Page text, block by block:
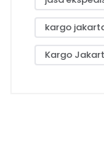
kargo
Kargo